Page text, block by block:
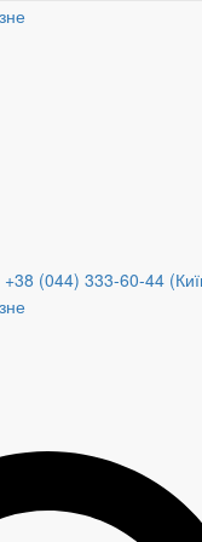
+38 (044) 333-60-44